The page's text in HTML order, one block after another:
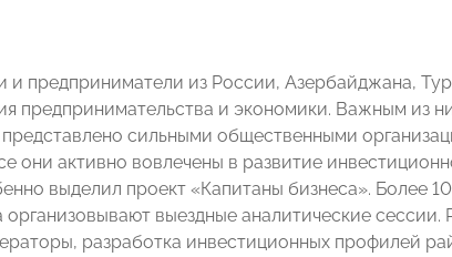
и предприниматели из России, Азербайджана,
предпринимательства и экономики. Важным из
сильными общественными
они активно вовлечены в развитие
выделил проект «Капитаны бизнеса». Более
выездные аналитические сессии.
разработка инвестиционных профилей